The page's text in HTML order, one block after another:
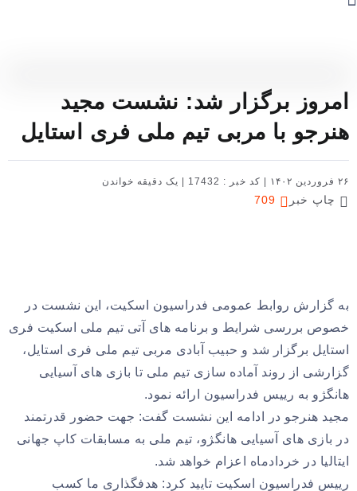
امروز برگزار شد: نشست مجید
هنرجو با مربی تیم ملی فری استایل
۲۶ فروردین ۱۴۰۲ | کد خبر : 17432 | یک دقیقه خواندن
چاپ خبر 709
به گزارش روابط عمومی فدراسیون اسکیت، این نشست در
خصوص بررسی شرایط و برنامه های آتی تیم ملی اسکیت فری
استایل برگزار شد و حبیب آبادی مربی تیم ملی فری استایل،
گزارشی از روند آماده سازی تیم ملی تا بازی های آسیایی
هانگژو به رییس فدراسیون ارائه نمود.
مجید هنرجو در ادامه این نشست گفت: جهت حضور قدرتمند
در بازی های آسیایی هانگژو، تیم ملی به مسابقات کاپ جهانی
ایتالیا در خردادماه اعزام خواهد شد.
رییس فدراسیون اسکیت تایید کرد: هدفگذاری ما کسب